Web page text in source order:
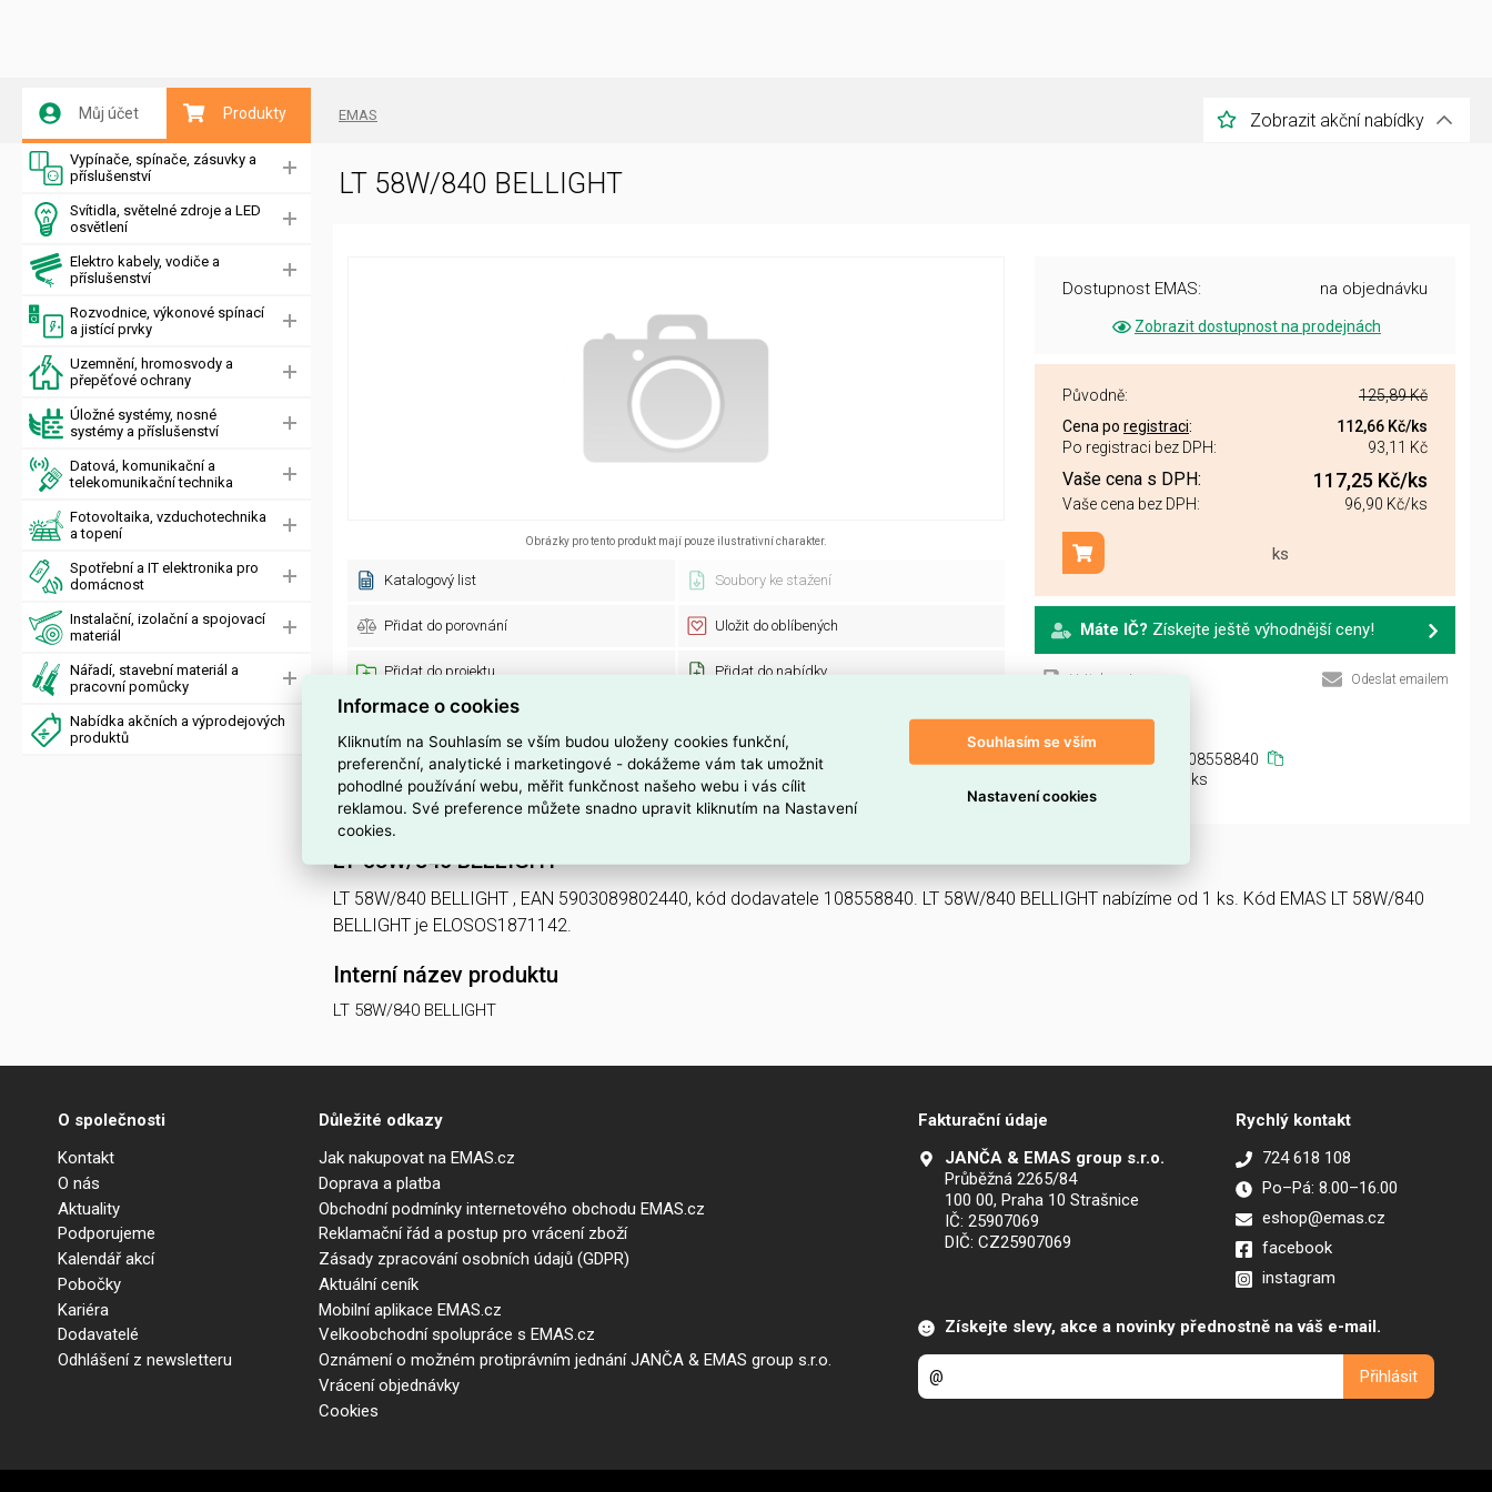
Můj účet Produkty
Vypínače, spínače, zásuvky a
příslušenství
Svítidla, světelné zdroje a LED
osvětlení
Elektro kabely, vodiče a
příslušenství
Rozvodnice, výkonové spínací
a jistící prvky
Uzemnění, hromosvody a
přepěťové ochrany
Úložné systémy, nosné
systémy a příslušenství
Datová, komunikační a
telekomunikační technika
Fotovoltaika, vzduchotechnika
a topení
Spotřební a IT elektronika pro
domácnost
Instalační, izolační a spojovací
materiál
Nářadí, stavební materiál a
pracovní pomůcky
Nabídka akčních a výprodejových
produktů
EMAS Zobrazit akční nabídky
LT 58W/840 BELLIGHT
Obrázky pro tento produkt mají pouze ilustrativní charakter.
Katalogový list Soubory ke stažení
Přidat do porovnání Uložit do oblíbených
Přidat do projektu Přidat do nabídky
Dostupnost EMAS: na objednávku
Zobrazit dostupnost na prodejnách
Původně:
125,89 Kč
Cena po registraci: 112,66 Kč/ks
Po registraci bez DPH:
93,11 Kč
Vaše cena s DPH: 117,25 Kč/ks
Vaše cena bez DPH: 96,90 Kč/ks
ks
Přidat do košíku
Máte IČ? Získejte ještě výhodnější ceny!
Vytisknout Odeslat emailem
Kód zboží: ELOSOS1871142 Kód dodavatele:
108558840
EAN:
5903089802440
1 ks
Recyklační poplatek:
LT 58W/840 BELLIGHT
LT 58W/840 BELLIGHT , EAN 5903089802440, kód dodavatele 108558840. LT 58W/840 BELLIGHT nabízíme od 1 ks. Kód EMAS LT 58W/840
BELLIGHT je ELOSOS1871142.
Interní název produktu
LT 58W/840 BELLIGHT
O společnosti
Kontakt
O nás
Aktuality
Podporujeme
Kalendář akcí
Pobočky
Kariéra
Dodavatelé
Odhlášení z newsletteru
Důležité odkazy
Jak nakupovat na EMAS.cz
Doprava a platba
Obchodní podmínky internetového obchodu EMAS.cz
Reklamační řád a postup pro vrácení zboží
Zásady zpracování osobních údajů (GDPR)
Aktuální ceník
Mobilní aplikace EMAS.cz
Velkoobchodní spolupráce s EMAS.cz
Oznámení o možném protiprávním jednání JANČA & EMAS group s.r.o.
Vrácení objednávky
Cookies
Fakturační údaje
JANČA & EMAS group s.r.o.
Průběžná 2265/84
100 00, Praha 10 Strašnice
IČ: 25907069
DIČ: CZ25907069
Rychlý kontakt
724 618 108
Po–Pá: 8.00–16.00
eshop@emas.cz
facebook
instagram
Získejte slevy, akce a novinky přednostně na váš e-mail.
Informace o cookies
Kliknutím na Souhlasím se vším budou uloženy cookies funkční,
preferenční, analytické i marketingové - dokážeme vám tak umožnit
pohodlné používání webu, měřit funkčnost našeho webu i vás cílit
reklamou. Své preference můžete snadno upravit kliknutím na Nastavení
cookies.
Souhlasím se vším
Nastavení cookies